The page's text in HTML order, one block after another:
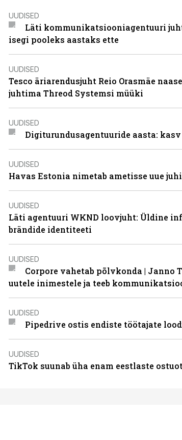
UUDISED
Läti kommunikatsiooniagentuuri
isegi pooleks aastaks ette
UUDISED
Tesco äriarendusjuht Reio Orasmäe
juhtima Threod Systemsi müüki
UUDISED
Digiturundusagentuuride aasta:
UUDISED
Havas Estonia nimetab ametisse uue juhi
UUDISED
Läti agentuuri WKND loovjuht: Üldine
brändide identiteeti
UUDISED
Corpore vahetab põlvkonda | Janno
uutele inimestele ja teeb
UUDISED
Pipedrive ostis endiste töötajate
UUDISED
TikTok suunab üha enam eestlaste